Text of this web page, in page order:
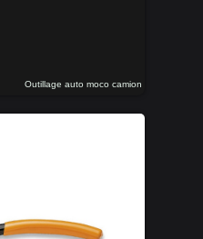
Outillage auto moco camion